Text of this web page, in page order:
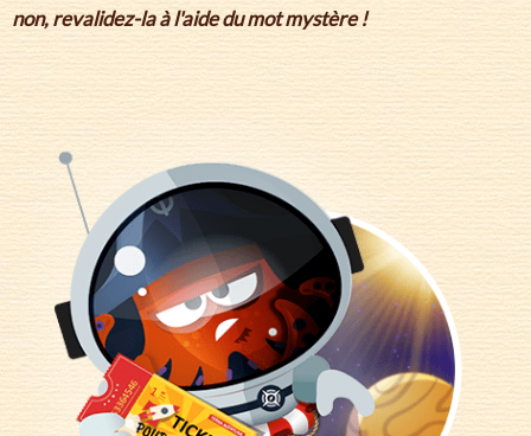
non, revalidez-la à l'aide du mot mystère !